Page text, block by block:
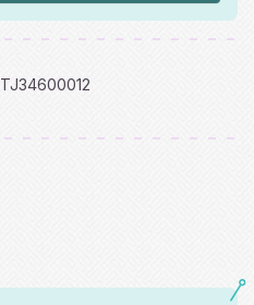
TJ34600012